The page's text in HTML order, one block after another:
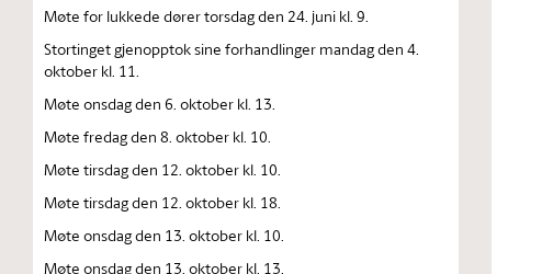
Møte for lukkede dører torsdag den 24. juni kl. 9.
Stortinget gjenopptok sine forhandlinger mandag den 4.
oktober kl. 11.
Møte onsdag den 6. oktober kl. 13.
Møte fredag den 8. oktober kl. 10.
Møte tirsdag den 12. oktober kl. 10.
Møte tirsdag den 12. oktober kl. 18.
Møte onsdag den 13. oktober kl. 10.
Møte onsdag den 13. oktober kl. 13.